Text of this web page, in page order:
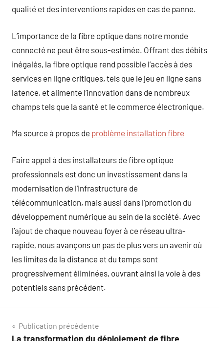
qualité et des interventions rapides en cas de panne.
L’importance de la fibre optique dans notre monde
connecté ne peut être sous-estimée. Offrant des débits
inégalés, la fibre optique rend possible l’accès à des
services en ligne critiques, tels que le jeu en ligne sans
latence, et alimente l’innovation dans de nombreux
champs tels que la santé et le commerce électronique.
Ma source à propos de problème installation fibre
Faire appel à des installateurs de fibre optique
professionnels est donc un investissement dans la
modernisation de l’infrastructure de
télécommunication, mais aussi dans l’promotion du
développement numérique au sein de la société. Avec
l’ajout de chaque nouveau foyer à ce réseau ultra-
rapide, nous avançons un pas de plus vers un avenir où
les limites de la distance et du temps sont
progressivement éliminées, ouvrant ainsi la voie à des
potentiels sans précédent.
Navigation
Publication précédente
La transformation du déploiement de fibre